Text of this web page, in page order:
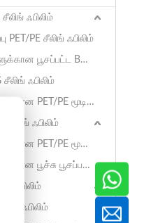
ஃபிலிம்
PET/PE சீலிங் ஃபிலிம்
APET தட்டுகளுக்கான பூசப்பட்ட BOPET மூடிப் படலம்
சீலிங் ஃபிலிம்
APET தட்டுகளுக்கான PET/PE மூடிப் படலம்
சீலிங் ஃபிலிம்
CPET தட்டுகளுக்கான PET/PE மூடும் படலம்
CPET தட்டுகளுக்கான பூச்சு பூசப்பட்ட BOPET மூடிப் படலம்
ஃபிலிம்
ஃபிலிம்